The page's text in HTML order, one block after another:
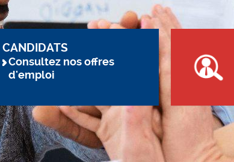
CANDIDATS
Consultez nos offres
d'emploi